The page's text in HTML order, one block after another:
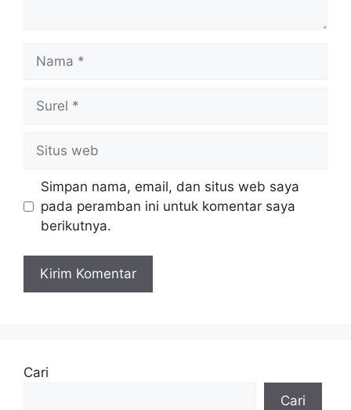
web
Simpan nama, email, dan situs web saya
pada peramban ini untuk komentar saya
berikutnya.
Cari
Cari